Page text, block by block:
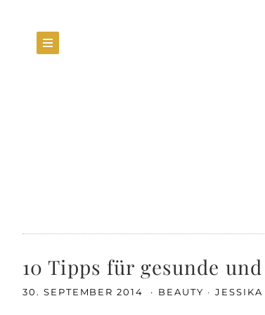
10 Tipps für gesunde
30. SEPTEMBER 2014 BEAUTY JESSIKA